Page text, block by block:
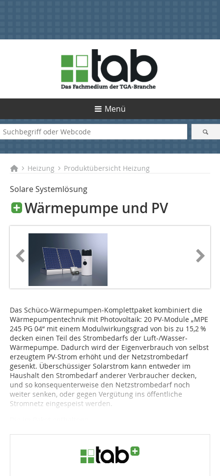
Menü
Heizung Produktübersicht Heizung
Solare Systemlösung
Wärmepumpe und PV
Das Schüco-Wärmepumpen-Kom­plettpaket kombiniert die
Wär­me­pumpentechnik mit Photovoltaik: 20 PV-Module „MPE
245 PG 04“ mit einem Modulwirkungsgrad von bis zu 15,2 %
decken einen Teil des Strombedarfs der Luft-/Wasser-
Wärmepumpe. Dadurch wird der Eigenverbrauch von selbst
erzeugtem PV-Strom erhöht und der Netzstrombedarf
gesenkt. Überschüssiger Solar­strom kann entweder im
Haus­halt den Strombedarf anderer Verbraucher decken,
und so kon­sequenterweise den Netz­strom­bedarf noch
weiter sen­ken, oder gegen Vergütung ins öffentliche
Stromnetz einge­speist werden.